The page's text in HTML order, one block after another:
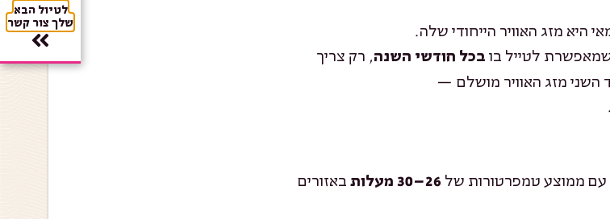
מזג האוויר הייחודי שלה.
לטייל בובכל חודשי השנה, רק צריך
השני מזג האוויר מושלם —
עם ממוצע טמפרטורות של26–30 מעלות
באזורים
לטיול הבא
שלך צור קשר